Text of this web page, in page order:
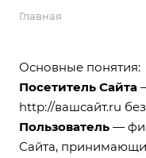
Главная
Основные понятия:
Посетитель Сайта
http://вашсайт.ru
Пользователь —
Сайта,